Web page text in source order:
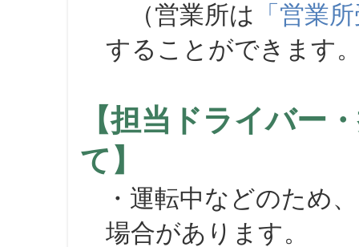
（営業所は 「営業
することができます
【担当ドライバー
て】
・運転中などのため
場合があります。